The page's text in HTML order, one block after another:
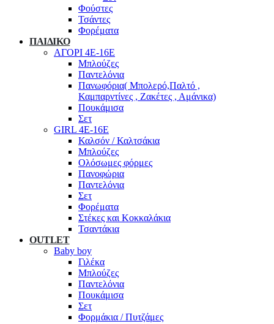
Φούστες
Τσάντες
Φορέματα
ΠΑΙΔΙΚΟ
ΑΓΟΡΙ 4Ε-16Ε
Μπλούζες
Παντελόνια
Πανωφόρια( Μπολερό,Παλτό ,
Καμπαρντίνες , Ζακέτες , Αμάνικα)
Πουκάμισα
Σετ
GIRL 4Ε-16Ε
Καλσόν / Καλτσάκια
Μπλούζες
Ολόσωμες φόρμες
Πανοφώρια
Παντελόνια
Σετ
Φορέματα
Στέκες και Κοκκαλάκια
Τσαντάκια
OUTLET
Baby boy
Γιλέκα
Μπλούζες
Παντελόνια
Πουκάμισα
Σετ
Φορμάκια / Πυτζάμες